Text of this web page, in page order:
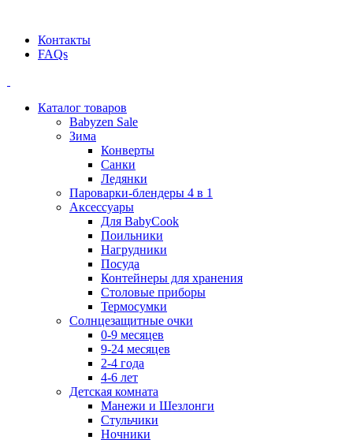
Контакты
FAQs
Каталог товаров
Babyzen Sale
Зима
Конверты
Санки
Ледянки
Пароварки-блендеры 4 в 1
Аксессуары
Для BabyCook
Поильники
Нагрудники
Посуда
Контейнеры для хранения
Столовые приборы
Термосумки
Солнцезащитные очки
0-9 месяцев
9-24 месяцев
2-4 года
4-6 лет
Детская комната
Манежи и Шезлонги
Стульчики
Ночники